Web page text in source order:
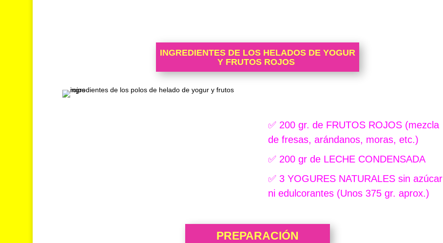
INGREDIENTES DE LOS HELADOS DE YOGUR
Y FRUTOS ROJOS
✅ 200 gr. de FRUTOS ROJOS (mezcla
de fresas, arándanos, moras, etc.)
✅ 200 gr de LECHE CONDENSADA
✅ 3 YOGURES NATURALESsin azúcar
ni edulcorantes (Unos 375 gr. aprox.)
PREPARACIÓN